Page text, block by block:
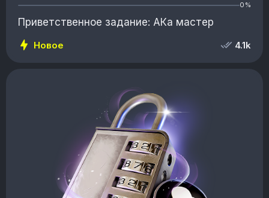
0%
Приветственное задание: АКа мастер
Новое 4.1k